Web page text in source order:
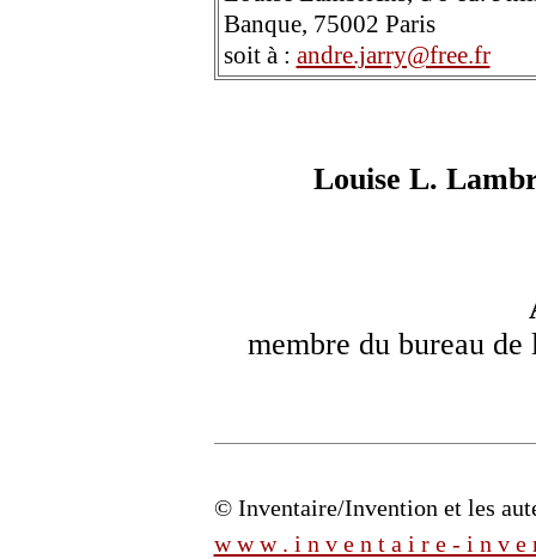
Banque, 75002 Paris
soit à : andre.jarry@free.fr
Louise L.
membre du bureau
© Inventaire/Invention et les
w w w . i n v e n t a i r e - i n v e